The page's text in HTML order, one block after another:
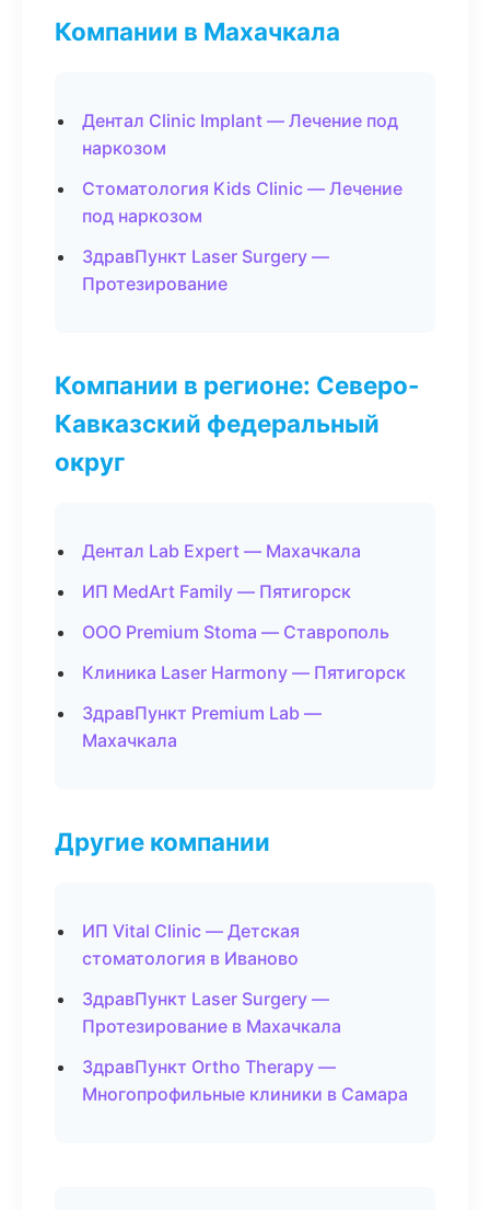
Компании в Махачкала
Дентал Clinic Implant — Лечение под
наркозом
Стоматология Kids Clinic — Лечение
под наркозом
ЗдравПункт Laser Surgery —
Протезирование
Компании в регионе: Северо-
Кавказский федеральный
округ
Дентал Lab Expert — Махачкала
ИП MedArt Family — Пятигорск
ООО Premium Stoma — Ставрополь
Клиника Laser Harmony — Пятигорск
ЗдравПункт Premium Lab —
Махачкала
Другие компании
ИП Vital Clinic — Детская
стоматология в Иваново
ЗдравПункт Laser Surgery —
Протезирование в Махачкала
ЗдравПункт Ortho Therapy —
Многопрофильные клиники в Самара